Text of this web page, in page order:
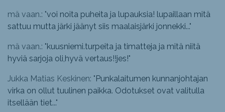
mä vaan.: "voi noita puheita ja lupauksia! lupaillaan mitä
sattuu mutta järki jäänyt siis maalaisjärki jonnekki..."
mä vaan.: "kuusniemi.turpeita ja timatteja ja mitä niitä
hyviä sarjoja oli,hyvä vertaus!!jes!"
Jukka Matias Keskinen: "Punkalaitumen kunnanjohtajan
virka on ollut tuulinen paikka. Odotukset ovat valitulla
itsellään tiet..."